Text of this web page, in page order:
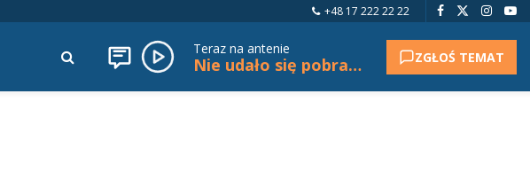
+48 17 222 22 22
Teraz na antenie
Nie udało się pobrać tytułu. ZGŁOŚ TEMAT